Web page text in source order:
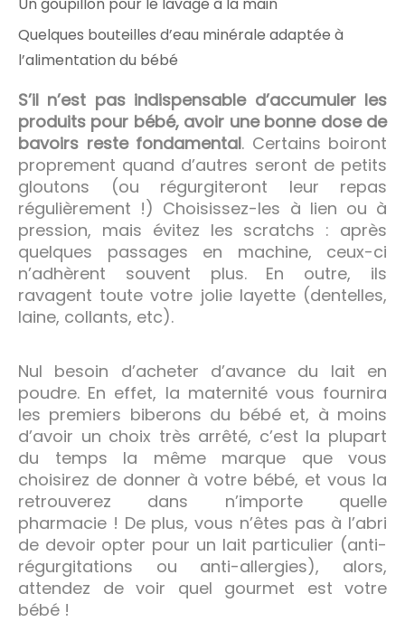
Quelques bouteilles d’eau minérale adaptée à
l’alimentation du bébé
S’il n’est pas indispensable d’accumuler les
produits pour bébé, avoir une bonne dose de
bavoirs reste fondamental. Certains boiront
proprement quand d’autres seront de petits
gloutons (ou régurgiteront leur repas
régulièrement !) Choisissez-les à lien ou à
pression, mais évitez les scratchs : après
quelques passages en machine, ceux-ci
n’adhèrent souvent plus. En outre, ils
ravagent toute votre jolie layette (dentelles,
laine, collants, etc).
Nul besoin d’acheter d’avance du lait en
poudre. En effet, la maternité vous fournira
les premiers biberons du bébé et, à moins
d’avoir un choix très arrêté, c’est la plupart
du temps la même marque que vous
choisirez de donner à votre bébé, et vous la
retrouverez dans n’importe quelle
pharmacie ! De plus, vous n’êtes pas à l’abri
de devoir opter pour un lait particulier (anti-
régurgitations ou anti-allergies), alors,
attendez de voir quel gourmet est votre
bébé !